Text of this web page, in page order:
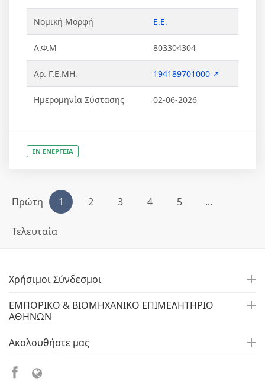
Νομική Μορφή Ε.Ε.
Α.Φ.Μ 803304304
Αρ. Γ.Ε.ΜΗ. 194189701000 ↗
Ημερομηνία Σύστασης 02-06-2026
ΕΝ ΕΝΕΡΓΕΙΑ
Πρώτη 1 2 3 4 5 ...
Τελευταία
Χρήσιμοι Σύνδεσμοι
ΕΜΠΟΡΙΚΟ & ΒΙΟΜΗΧΑΝΙΚΟ ΕΠΙΜΕΛΗΤΗΡΙΟ
ΑΘΗΝΩΝ
Ακολουθήστε μας